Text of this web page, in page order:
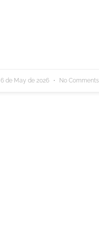
6 de May de 2026 No Comments